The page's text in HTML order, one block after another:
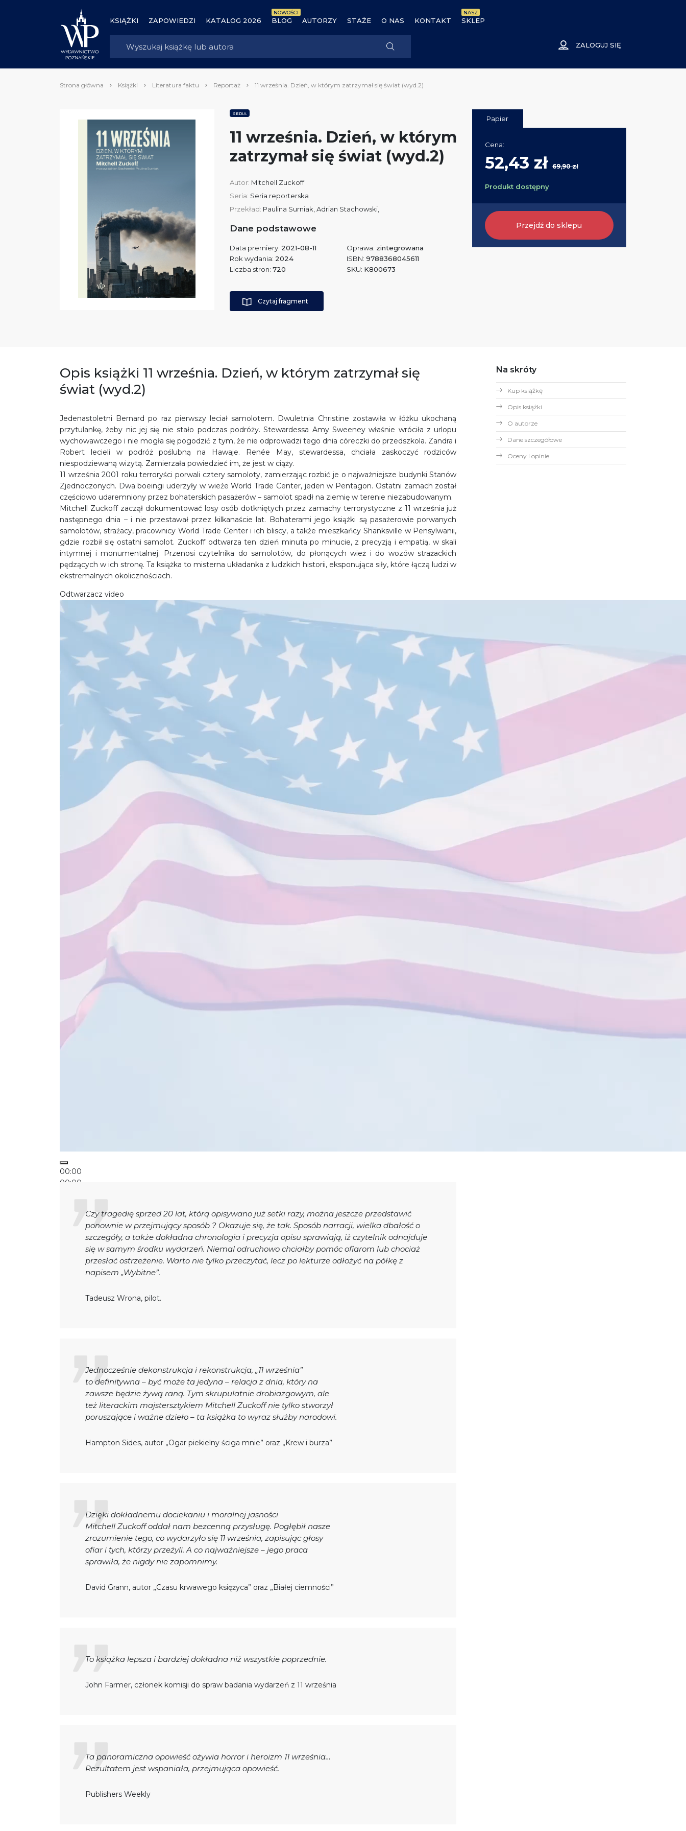
KSIĄŻKI ZAPOWIEDZI KATALOG 2026 BLOG
NOWOŚCI
AUTORZY STAŻE O NAS KONTAKT SKLEP
NASZ
ZALOGUJ SIĘ
Strona główna Książki Literatura faktu Reportaż 11 września. Dzień, w którym zatrzymał się świat (wyd.2)
SERIA
11 września. Dzień, w którym
zatrzymał się świat (wyd.2)
Autor: Mitchell Zuckoff
Seria: Seria reporterska
Przekład: Paulina Surniak, Adrian Stachowski,
Dane podstawowe
Data premiery: 2021-08-11
Rok wydania: 2024
Liczba stron: 720
Oprawa: zintegrowana
ISBN: 9788368045611
SKU: K800673
Czytaj fragment
Papier
Cena:
52,43 zł69,90 zł
Produkt dostępny
Przejdź do sklepu
Opis książki 11 września. Dzień, w którym zatrzymał się
świat (wyd.2)
Jedenastoletni Bernard po raz pierwszy leciał samolotem. Dwuletnia Christine zostawiła w łóżku ukochaną
przytulankę, żeby nic jej się nie stało podczas podróży. Stewardessa Amy Sweeney właśnie wróciła z urlopu
wychowawczego i nie mogła się pogodzić z tym, że nie odprowadzi tego dnia córeczki do przedszkola. Zandra i
Robert lecieli w podróż poślubną na Hawaje. Renée May, stewardessa, chciała zaskoczyć rodziców
niespodziewaną wizytą. Zamierzała powiedzieć im, że jest w ciąży.
11 września 2001 roku terroryści porwali cztery samoloty, zamierzając rozbić je o najważniejsze budynki Stanów
Zjednoczonych. Dwa boeingi uderzyły w wieże World Trade Center, jeden w Pentagon. Ostatni zamach został
częściowo udaremniony przez bohaterskich pasażerów – samolot spadł na ziemię w terenie niezabudowanym.
Mitchell Zuckoff zaczął dokumentować losy osób dotkniętych przez zamachy terrorystyczne z 11 września już
następnego dnia – i nie przestawał przez kilkanaście lat. Bohaterami jego książki są pasażerowie porwanych
samolotów, strażacy, pracownicy World Trade Center i ich bliscy, a także mieszkańcy Shanksville w Pensylwanii,
gdzie rozbił się ostatni samolot. Zuckoff odtwarza ten dzień minuta po minucie, z precyzją i empatią, w skali
intymnej i monumentalnej. Przenosi czytelnika do samolotów, do płonących wież i do wozów strażackich
pędzących w ich stronę. Ta książka to misterna układanka z ludzkich historii, eksponująca siły, które łączą ludzi w
ekstremalnych okolicznościach.
Odtwarzacz video
00:00
00:00
Czy tragedię sprzed 20 lat, którą opisywano już setki razy, można jeszcze przedstawić
ponownie w przejmujący sposób ? Okazuje się, że tak. Sposób narracji, wielka dbałość o
szczegóły, a także dokładna chronologia i precyzja opisu sprawiają, iż czytelnik odnajduje
się w samym środku wydarzeń. Niemal odruchowo chciałby pomóc ofiarom lub chociaż
przesłać ostrzeżenie. Warto nie tylko przeczytać, lecz po lekturze odłożyć na półkę z
napisem „Wybitne”.
Tadeusz Wrona, pilot.
Jednocześnie dekonstrukcja i rekonstrukcja, „11 września”
to definitywna – być może ta jedyna – relacja z dnia, który na
zawsze będzie żywą raną. Tym skrupulatnie drobiazgowym, ale
też literackim majstersztykiem Mitchell Zuckoff nie tylko stworzył
poruszające i ważne dzieło – ta książka to wyraz służby narodowi.
Hampton Sides, autor „Ogar piekielny ściga mnie” oraz „Krew i burza”
Dzięki dokładnemu dociekaniu i moralnej jasności
Mitchell Zuckoff oddał nam bezcenną przysługę. Pogłębił nasze
zrozumienie tego, co wydarzyło się 11 września, zapisując głosy
ofiar i tych, którzy przeżyli. A co najważniejsze – jego praca
sprawiła, że nigdy nie zapomnimy.
David Grann, autor „Czasu krwawego księżyca” oraz „Białej ciemności”
To książka lepsza i bardziej dokładna niż wszystkie poprzednie.
John Farmer, członek komisji do spraw badania wydarzeń z 11 września
Ta panoramiczna opowieść ożywia horror i heroizm 11 września…
Rezultatem jest wspaniała, przejmująca opowieść.
Publishers Weekly
Na skróty
Kup książkę
Opis książki
O autorze
Dane szczegółowe
Oceny i opinie